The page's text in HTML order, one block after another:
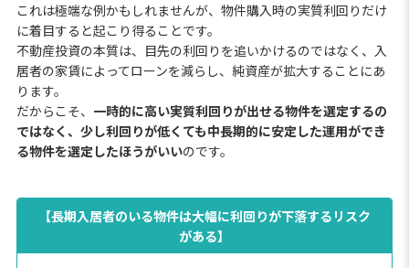
これは極端な例かもしれませんが、物件購入時の実質利回りだけ
に着目すると起こり得ることです。
不動産投資の本質は、目先の利回りを追いかけるのではなく、入
居者の家賃によってローンを減らし、純資産が拡大することにあ
ります。
だからこそ、 一時的に高い実質利回りが出せる物件を選定するの
ではなく、少し利回りが低くても中長期的に安定した運用ができ
る物件を選定したほうがいいのです。
【長期入居者のいる物件は大幅に利回りが下落するリスク
がある】